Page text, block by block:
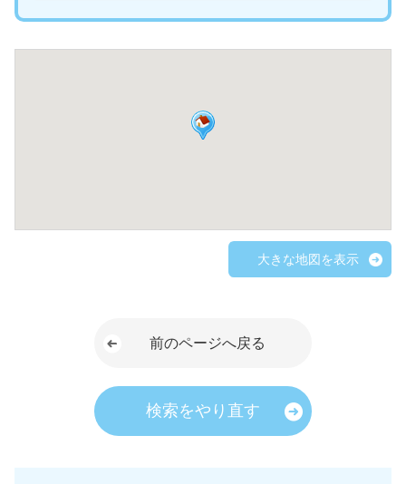
大きな地図を表示
前のページへ戻る
検索をやり直す